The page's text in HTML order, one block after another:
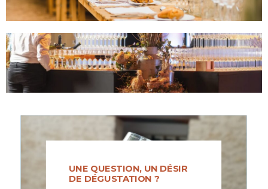
UNE QUESTION, UN DÉSIR
DE DÉGUSTATION ?